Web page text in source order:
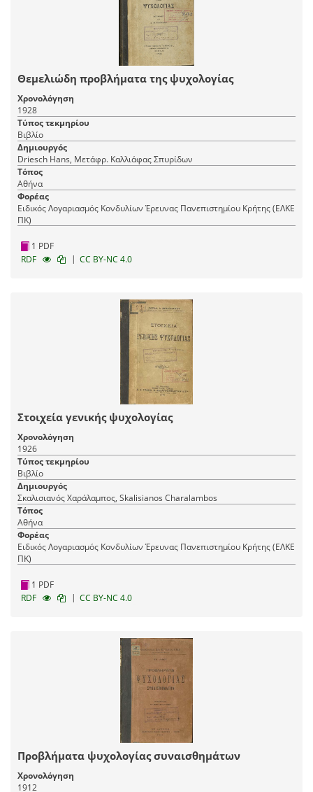
Θεμελιώδη προβλήματα της ψυχολογίας
Χρονολόγηση
1928
Τύπος τεκμηρίου
Βιβλίο
Δημιουργός
Driesch Hans, Mετάφρ. Καλλιάφας Σπυρίδων
Τόπος
Αθήνα
Φορέας
Ειδικός Λογαριασμός Κονδυλίων Έρευνας Πανεπιστημίου Κρήτης (ΕΛΚΕ
ΠΚ)
1 PDF
RDF
| CC BY-NC 4.0
Στοιχεία γενικής ψυχολογίας
Χρονολόγηση
1926
Τύπος τεκμηρίου
Βιβλίο
Δημιουργός
Σκαλισιανός Χαράλαμπος, Skalisianos Charalambos
Τόπος
Αθήνα
Φορέας
Ειδικός Λογαριασμός Κονδυλίων Έρευνας Πανεπιστημίου Κρήτης (ΕΛΚΕ
ΠΚ)
1 PDF
RDF
| CC BY-NC 4.0
Προβλήματα ψυχολογίας συναισθημάτων
Χρονολόγηση
1912